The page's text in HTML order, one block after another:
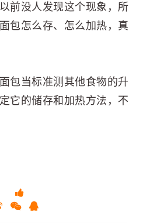
前没人发现这个现象，所
包怎么存、怎么加热，真
包当标准测其他食物的升
它的储存和加热方法，不